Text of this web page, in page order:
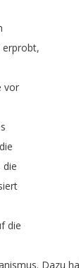
erprobt,
vor
die
die
die
. Dazu